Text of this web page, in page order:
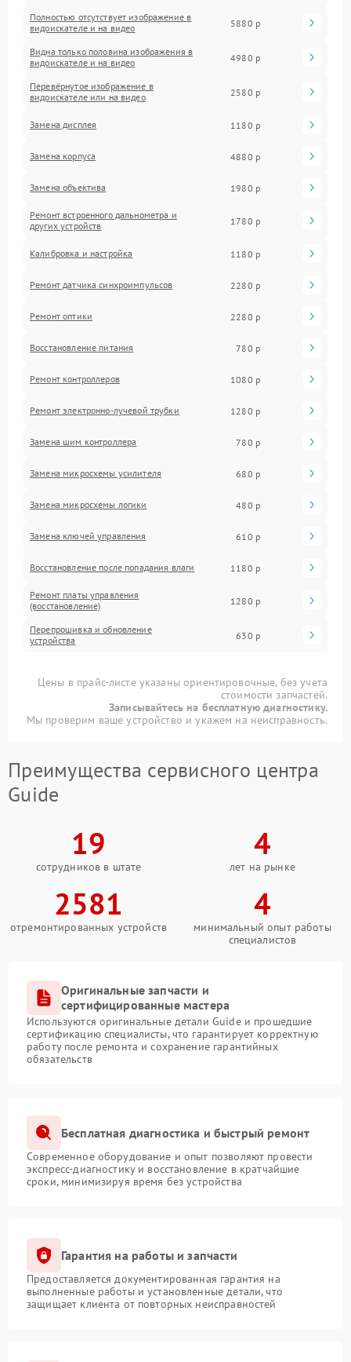
Полностью отсутствует изображение в
видоискателе и на видео
5880 р
Видна только половина изображения в
видоискателе и на видео
4980 р
Перевёрнутое изображение в
видоискателе или на видео
2580 р
Замена дисплея 1180 р
Замена корпуса 4880 р
Замена объектива 1980 р
Ремонт встроенного дальнометра и
других устройств
1780 р
Калибровка и настройка 1180 р
Ремонт датчика синхроимпульсов 2280 р
Ремонт оптики 2280 р
Восстановление питания 780 р
Ремонт контроллеров 1080 р
Ремонт электронно-лучевой трубки 1280 р
Замена шим контроллера 780 р
Замена микросхемы усилителя 680 р
Замена микросхемы логики 480 р
Замена ключей управления 610 р
Восстановление после попадания влаги 1180 р
Ремонт платы управления
(восстановление)
1280 р
Перепрошивка и обновление
устройства
630 р
Цены в прайс-листе указаны ориентировочные, без учета
стоимости запчастей.
Записывайтесь на бесплатную диагностику.
Мы проверим ваше устройство и укажем на неисправность.
Преимущества сервисного центра
Guide
19
сотрудников в штате
4
лет на рынке
2581
отремонтированных устройств
4
минимальный опыт работы
специалистов
Оригинальные запчасти и
сертифицированные мастера
Используются оригинальные детали Guide и прошедшие
сертификацию специалисты, что гарантирует корректную
работу после ремонта и сохранение гарантийных
обязательств
Бесплатная диагностика и быстрый ремонт
Современное оборудование и опыт позволяют провести
экспресс-диагностику и восстановление в кратчайшие
сроки, минимизируя время без устройства
Гарантия на работы и запчасти
Предоставляется документированная гарантия на
выполненные работы и установленные детали, что
защищает клиента от повторных неисправностей